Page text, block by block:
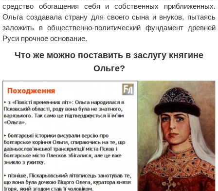
средство обогащения себя и собственных приближенных.
Ольга создавала страну для своего сына и внуков, пытаясь
заложить в общественно-политический фундамент древней
Руси прочное основание.
Что же можно поставить в заслугу княгине
Ольге?